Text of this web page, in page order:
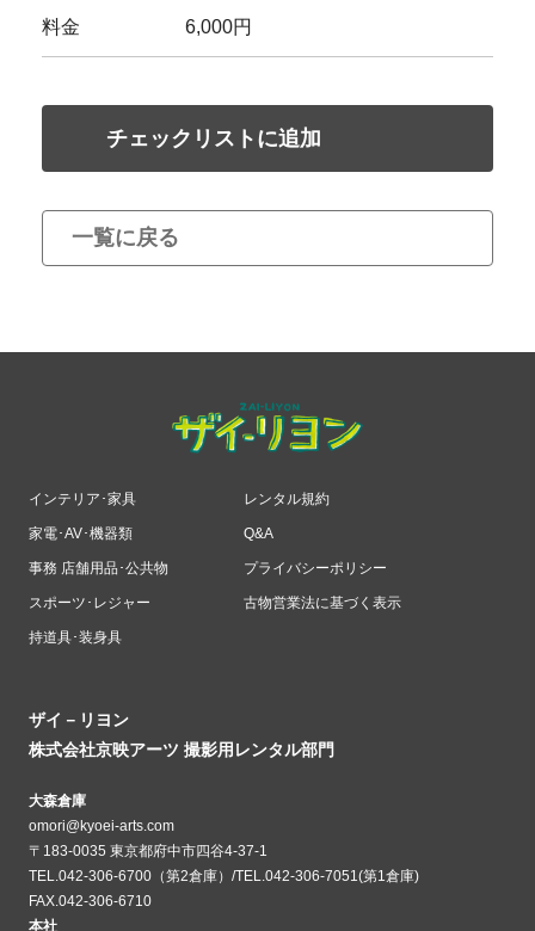
料金 6,000円
チェックリストに追加
一覧に戻る
インテリア･家具
家電･AV･機器類
事務 店舗用品･公共物
スポーツ･レジャー
持道具･装身具
レンタル規約
Q&A
プライバシーポリシー
古物営業法に基づく表示
ザイ－リヨン
株式会社京映アーツ 撮影用レンタル部門
大森倉庫
omori@kyoei-arts.com
〒183-0035 東京都府中市四谷4-37-1
TEL.042-306-6700（第2倉庫）/TEL.042-306-7051(第1倉庫)
FAX.042-306-6710
本社